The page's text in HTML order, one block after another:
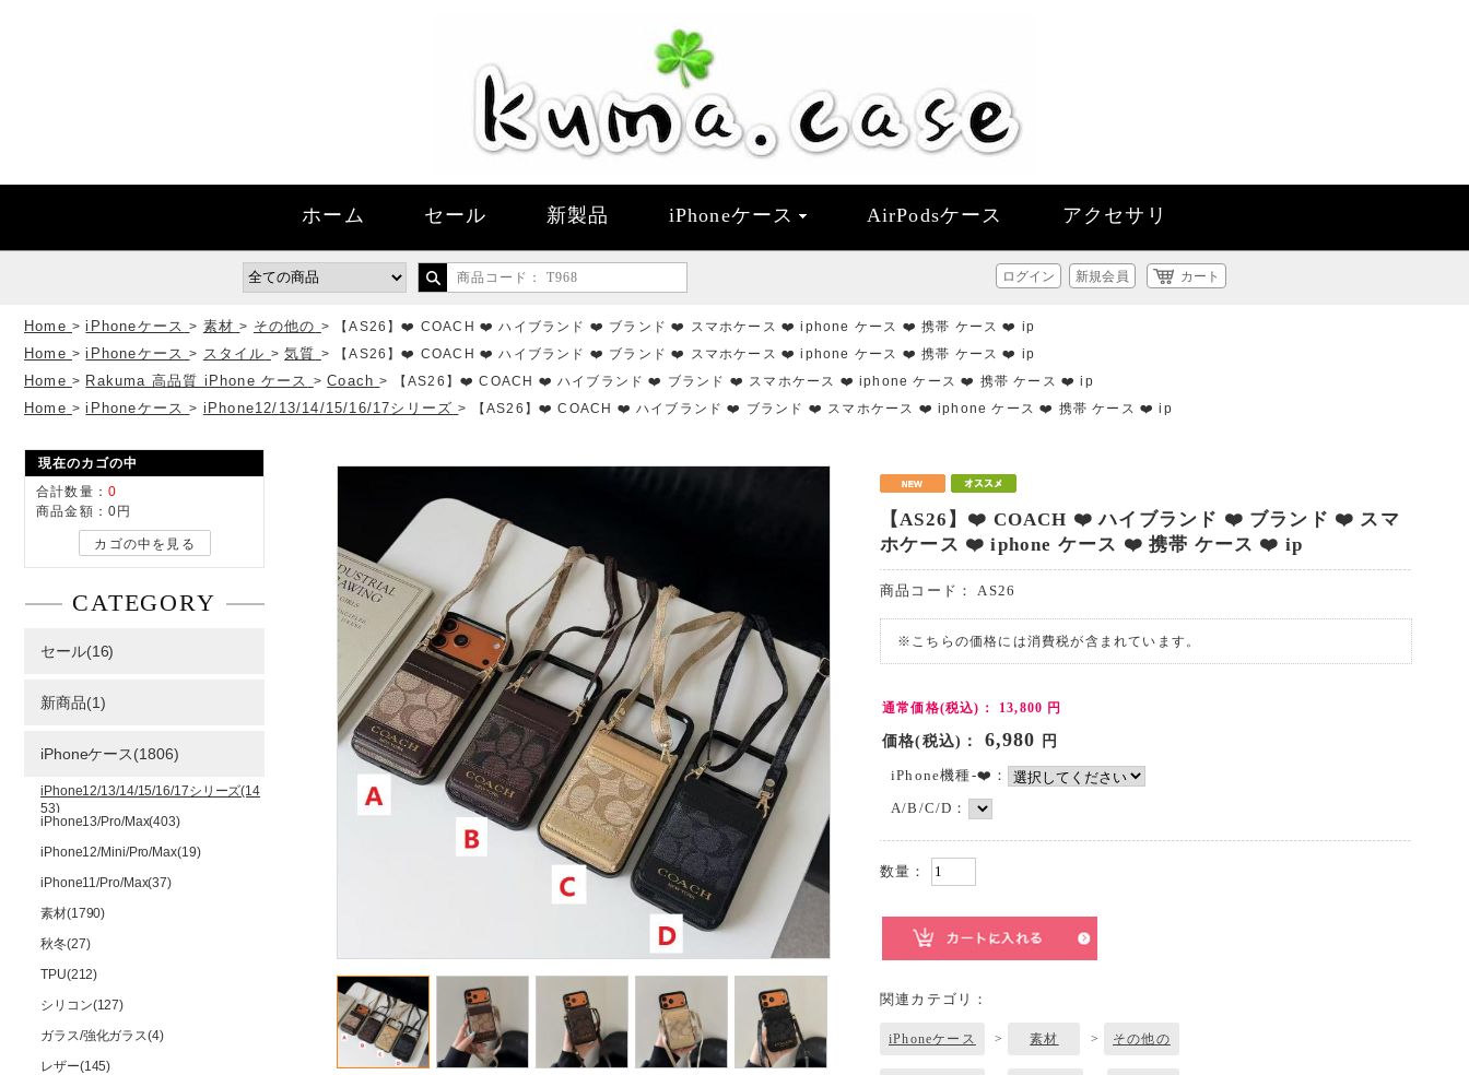
ホーム セール 新製品 iPhoneケース AirPodsケース アクセサリ
ログイン 新規会員 カート
Home >iPhoneケース > 素材 > その他の > 【AS26】❤️ COACH ❤️ ハイブランド ❤️ ブランド ❤️ スマホケース ❤️ iphone ケース ❤️ 携帯 ケース ❤️ ip
Home >iPhoneケース > スタイル >気質 > 【AS26】❤️ COACH ❤️ ハイブランド ❤️ ブランド ❤️ スマホケース ❤️ iphone ケース ❤️ 携帯 ケース ❤️ ip
Home > Rakuma 高品質 iPhone ケース >Coach > 【AS26】❤️ COACH ❤️ ハイブランド ❤️ ブランド ❤️ スマホケース ❤️ iphone ケース ❤️ 携帯 ケース ❤️ ip
Home >iPhoneケース > iPhone12/13/14/15/16/17シリーズ > 【AS26】❤️ COACH ❤️ ハイブランド ❤️ ブランド ❤️ スマホケース ❤️ iphone ケース ❤️ 携帯 ケース ❤️ ip
現在のカゴの中
合計数量： 0
商品金額： 0円
カゴの中を見る
CATEGORY
セール(16)
新商品(1)
iPhoneケース(1806)
iPhone12/13/14/15/16/17シリーズ(14
53)
iPhone13/Pro/Max(403)
iPhone12/Mini/Pro/Max(19)
iPhone11/Pro/Max(37)
素材(1790)
秋冬(27)
TPU(212)
シリコン(127)
ガラス/強化ガラス(4)
レザー(145)
【AS26】❤️ COACH ❤️ ハイブランド ❤️ ブランド ❤️ スマ
ホケース ❤️ iphone ケース ❤️ 携帯 ケース ❤️ ip
商品コード： AS26
※こちらの価格には消費税が含まれています。
通常価格(税込)： 13,800 円
価格(税込)： 6,980 円
iPhone機種-❤️：
A/B/C/D：
数量：
関連カテゴリ：
iPhoneケース > 素材 > その他の